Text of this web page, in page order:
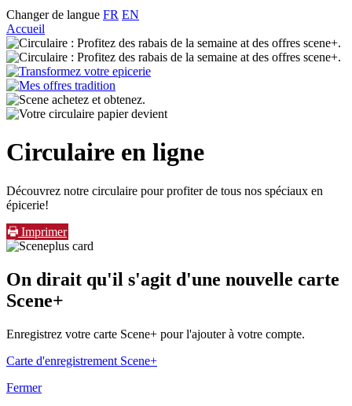
Changer de langue FR EN
Accueil
Circulaire en ligne
Découvrez notre circulaire pour profiter de tous nos spéciaux en
épicerie!
Imprimer
On dirait qu'il s'agit d'une nouvelle carte
Scene+
Enregistrez votre carte Scene+ pour l'ajouter à votre compte.
Carte d'enregistrement Scene+
Fermer